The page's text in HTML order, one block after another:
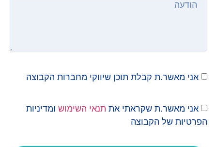
אני מאשר.ת קבלת תוכן שיווקי מחברות הקבוצה
אני מאשר.ת שקראתי את תנאי השימוש ומדיניות
הפרטיות של הקבוצה